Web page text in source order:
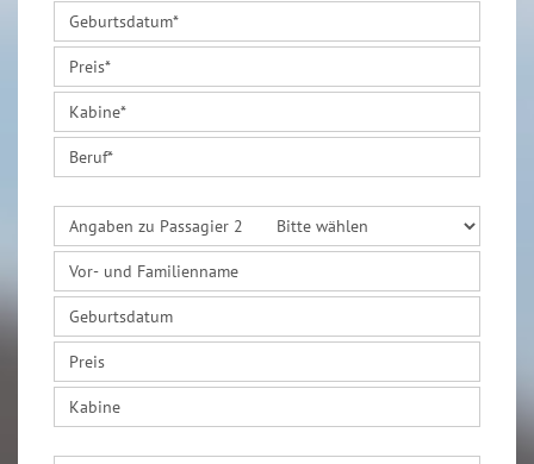
Geburtsdatum*
Preis*
Kabine*
Beruf*
Angaben zu Passagier 2
Vor- und Familienname
Geburtsdatum
Preis
Kabine